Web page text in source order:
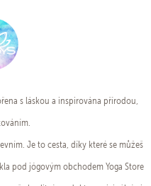
s láskou a inspirována přírodou,
Je to cesta, díky které se můžeš
pod jógovým obchodem Yoga Store